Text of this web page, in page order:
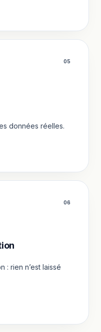
05
données réelles.
06
: rien n’est laissé